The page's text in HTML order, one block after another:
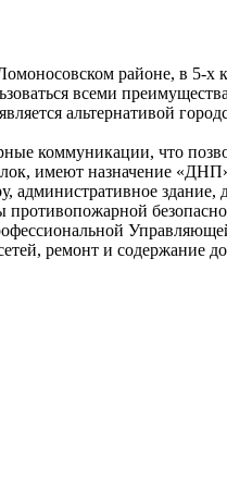
районе, в 5-х
всеми
альтернативой
коммуникации, что
имеют назначение
административное
ремонт и содержание